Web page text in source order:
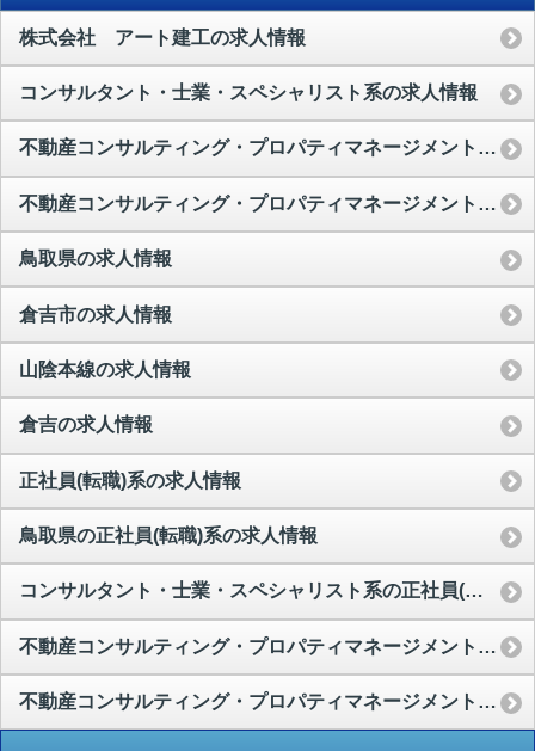
株式会社 アート建工の求人情報
コンサルタント・士業・スペシャリスト系の求人情報
不動産コンサルティング・プロパティマネージメントの求人情報
不動産コンサルティング・プロパティマネージメントの求人情報
鳥取県の求人情報
倉吉市の求人情報
山陰本線の求人情報
倉吉の求人情報
正社員(転職)系の求人情報
鳥取県の正社員(転職)系の求人情報
コンサルタント・士業・スペシャリスト系の正社員(転職)系の求人情報
不動産コンサルティング・プロパティマネージメントの正社員(転職)系の求人情報
不動産コンサルティング・プロパティマネージメントの正社員(転職)系の求人情報